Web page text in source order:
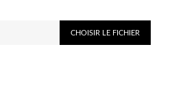
CHOISIR LE FICHIER